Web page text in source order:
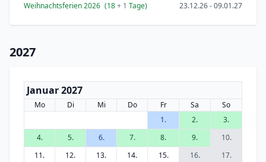
Weihnachtsferien 2026 (18+ 1 Tage) 23.12.26 - 09.01.27
2027
Januar 2027
Mo Di Mi Do Fr Sa
So
1.
2.
3.
4.
5. 6. 7. 8. 9.
10.
11.
12. 13. 14. 15. 16.
17.